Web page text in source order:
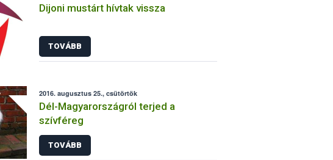
Dijoni mustárt hívtak vissza
TOVÁBB
2016. augusztus 25., csütörtök
Dél-Magyarországról terjed a
szívféreg
TOVÁBB